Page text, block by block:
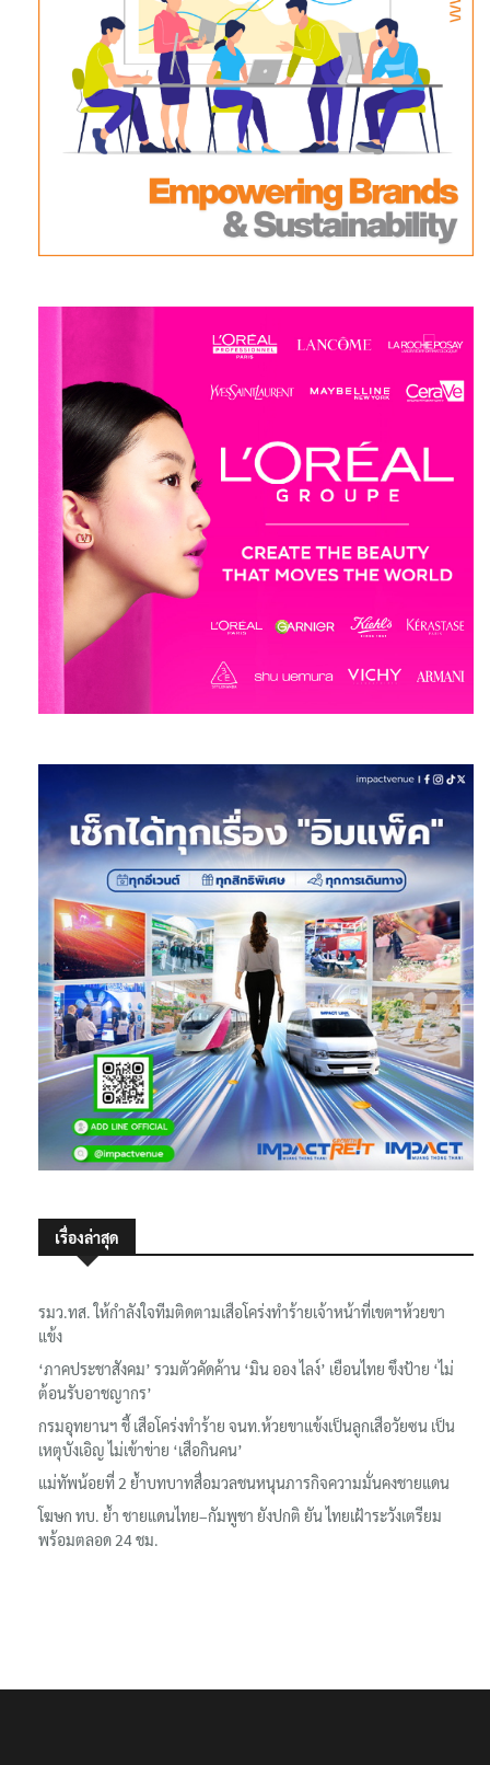
เรื่องล่าสุด
รมว.ทส. ให้กำลังใจทีมติดตามเสือโคร่งทำร้ายเจ้าหน้าที่เขตฯห้วยขา
แข้ง
‘ภาคประชาสังคม’ รวมตัวคัดค้าน ‘มิน ออง ไลง์’ เยือนไทย ขึงป้าย ‘ไม่
ต้อนรับอาชญากร’
กรมอุทยานฯ ชี้ เสือโคร่งทำร้าย จนท.ห้วยขาแข้งเป็นลูกเสือวัยซน เป็น
เหตุบังเอิญ ไม่เข้าข่าย ‘เสือกินคน’
แม่ทัพน้อยที่ 2 ย้ำบทบาทสื่อมวลชนหนุนภารกิจความมั่นคงชายแดน
โฆษก ทบ. ย้ำ ชายแดนไทย–กัมพูชา ยังปกติ ยัน ไทยเฝ้าระวังเตรียม
พร้อมตลอด 24 ชม.